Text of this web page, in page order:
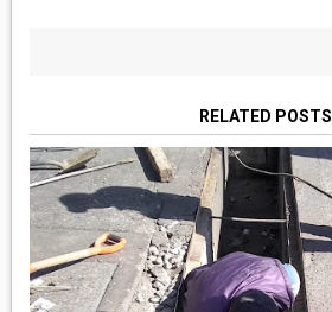
RELATED POSTS